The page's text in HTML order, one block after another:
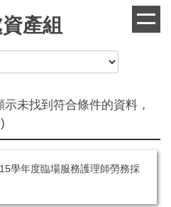
產組
未找到符合條件的資料，
學年度臨場服務護理師勞務採